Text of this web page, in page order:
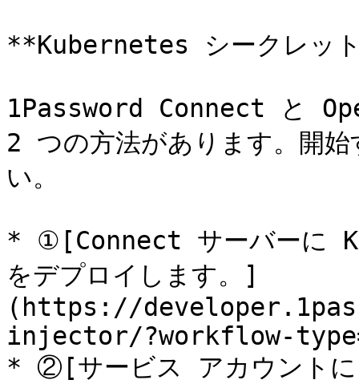
**Kubernetes シークレッ
1Password Connect と
2 つの方法があります。開
い。
* ①[Connect サーバー
をデプロイします。]
(https://
injector/?workflow-
* ②[サービス アカウント